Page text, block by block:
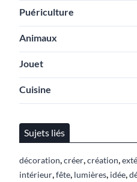
Puériculture
Animaux
Jouet
Cuisine
Sujets liés
décoration,créer,création,
intérieur,fête, lumières, idée,